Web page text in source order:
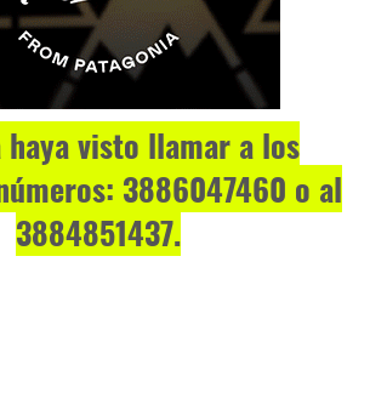
haya visto llamar a los
3886047460 o al
3884851437.